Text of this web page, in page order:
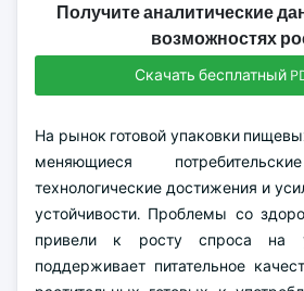
Получите аналитические
возможностях
Скачать бесплатный
На рынок готовой упаковки
меняющиеся
технологические достижения и
устойчивости. Проблемы со
привели к росту спроса на
поддерживает питательное